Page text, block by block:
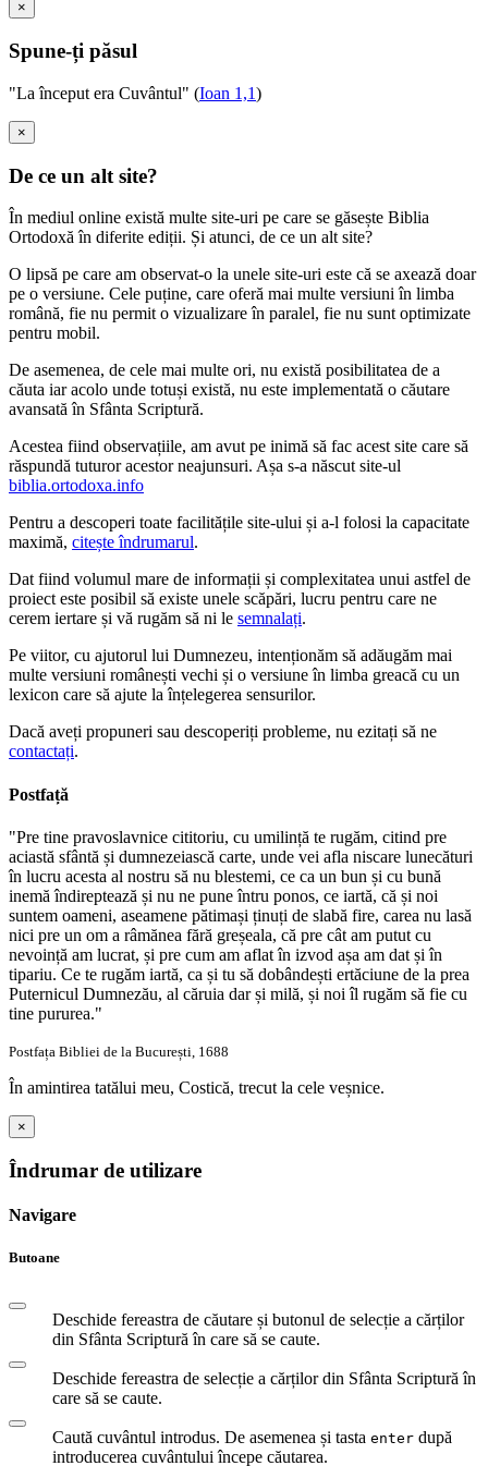
×
Spune-ți păsul
"La început era Cuvântul" (Ioan 1,1)
×
De ce un alt site?
În mediul online există multe site-uri pe care se găsește Biblia
Ortodoxă în diferite ediții. Și atunci, de ce un alt site?
O lipsă pe care am observat-o la unele site-uri este că se axează doar
pe o versiune. Cele puține, care oferă mai multe versiuni în limba
română, fie nu permit o vizualizare în paralel, fie nu sunt optimizate
pentru mobil.
De asemenea, de cele mai multe ori, nu există posibilitatea de a
căuta iar acolo unde totuși există, nu este implementată o căutare
avansată în Sfânta Scriptură.
Acestea fiind observațiile, am avut pe inimă să fac acest site care să
răspundă tuturor acestor neajunsuri. Așa s-a născut site-ul
biblia.ortodoxa.info
Pentru a descoperi toate facilitățile site-ului și a-l folosi la capacitate
maximă, citește îndrumarul.
Dat fiind volumul mare de informații și complexitatea unui astfel de
proiect este posibil să existe unele scăpări, lucru pentru care ne
cerem iertare și vă rugăm să ni le semnalați.
Pe viitor, cu ajutorul lui Dumnezeu, intenționăm să adăugăm mai
multe versiuni românești vechi și o versiune în limba greacă cu un
lexicon care să ajute la înțelegerea sensurilor.
Dacă aveți propuneri sau descoperiți probleme, nu ezitați să ne
contactați.
Postfață
"Pre tine pravoslavnice cititoriu, cu umilință te rugăm, citind pre
aciastă sfântă și dumnezeiască carte, unde vei afla niscare lunecături
în lucru acesta al nostru să nu blestemi, ce ca un bun și cu bună
inemă îndireptează și nu ne pune întru ponos, ce iartă, că și noi
suntem oameni, aseamene pătimași ținuți de slabă fire, carea nu lasă
nici pre un om a râmănea fără greșeala, că pre cât am putut cu
nevoință am lucrat, și pre cum am aflat în izvod așa am dat și în
tipariu. Ce te rugăm iartă, ca și tu să dobândești ertăciune de la prea
Puternicul Dumnezău, al căruia dar și milă, și noi îl rugăm să fie cu
tine pururea."
Postfața Bibliei de la București, 1688
În amintirea tatălui meu, Costică, trecut la cele veșnice.
×
Îndrumar de utilizare
Navigare
Butoane
Deschide fereastra de căutare și butonul de selecție a cărților
din Sfânta Scriptură în care să se caute.
Deschide fereastra de selecție a cărților din Sfânta Scriptură în
care să se caute.
Caută cuvântul introdus. De asemenea și tasta enter după
introducerea cuvântului începe căutarea.